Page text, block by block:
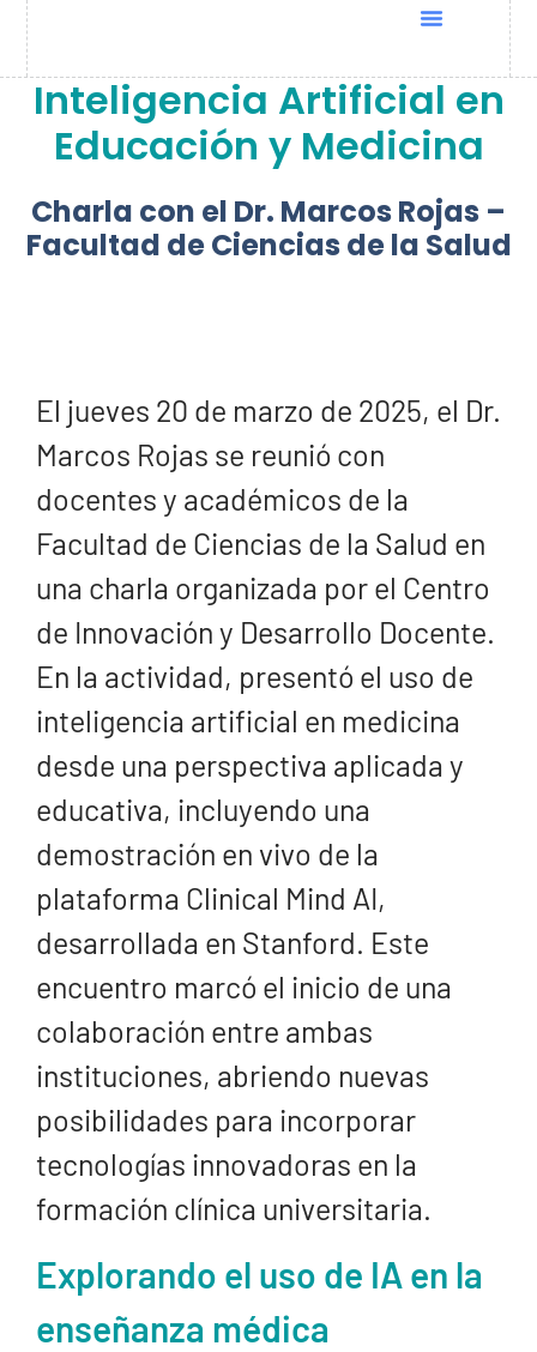
Inteligencia Artificial en
Educación y Medicina
Charla con el Dr. Marcos Rojas –
Facultad de Ciencias de la Salud
El jueves 20 de marzo de 2025, el Dr.
Marcos Rojas se reunió con
docentes y académicos de la
Facultad de Ciencias de la Salud en
una charla organizada por el Centro
de Innovación y Desarrollo Docente.
En la actividad, presentó el uso de
inteligencia artificial en medicina
desde una perspectiva aplicada y
educativa, incluyendo una
demostración en vivo de la
plataforma Clinical Mind AI,
desarrollada en Stanford. Este
encuentro marcó el inicio de una
colaboración entre ambas
instituciones, abriendo nuevas
posibilidades para incorporar
tecnologías innovadoras en la
formación clínica universitaria.
Explorando el uso de IA en la
enseñanza médica